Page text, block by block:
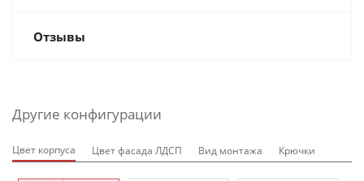
Отзывы
Другие конфигурации
Цвет корпуса Цвет фасада ЛДСП Вид монтажа Крючки